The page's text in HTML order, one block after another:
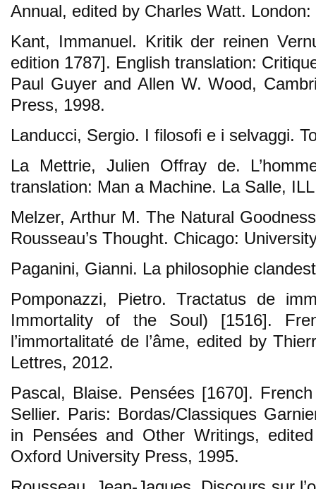
Annual, edited by Charles Watt.
Kant, Immanuel. Kritik der reinen
edition 1787]. English translation:
Paul Guyer and Allen W. Wood,
Press, 1998.
Landucci, Sergio. I filosofi e i selvaggi.
La Mettrie, Julien Offray de.
translation: Man a Machine. La Salle,
Melzer, Arthur M. The Natural
Rousseau’s Thought. Chicago:
Paganini, Gianni. La philosophie
Pomponazzi, Pietro. Tractatus de
Immortality of the Soul) [1516].
l’immortalitaté de l’âme, edited by
Lettres, 2012.
Pascal, Blaise. Pensées [1670].
Sellier. Paris: Bordas/Classiques
in Pensées and Other Writings,
Oxford University Press, 1995.